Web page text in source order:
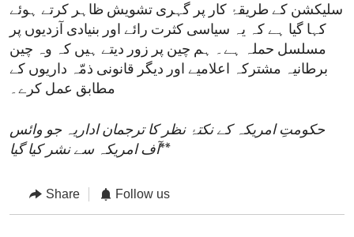
سلیکشن کے طریقۂ کار پر گہری تشویش ظاہر کرتے ہوئے
کہا گیا ہے کہ یہ سیاسی کثرت رائے اور بنیادی آزدیوں پر
مسلسل حملہ ہے۔ ہم چین پر زور دیتے ہیں کہ وہ چین
برطانیہ مشترکہ اعلامیے اور دیگر قانونی ذمّہ داریوں کے
مطابق عمل کرے۔
حکومتِ امریکہ کے نکتۂ نظر کا ترجمان اداریہ جو وائس
آف امریکہ سے نشر کیا گیا**
Share Follow us